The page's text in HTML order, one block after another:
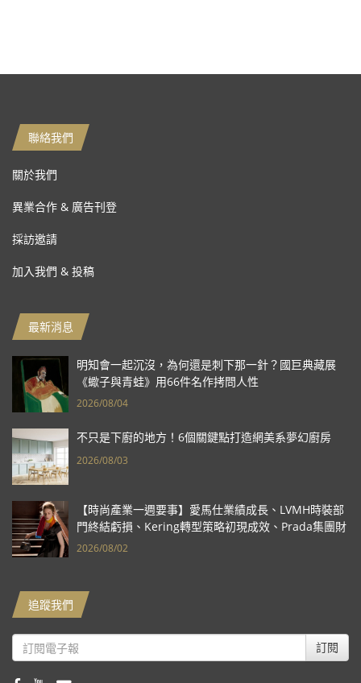
聯絡我們
關於我們
異業合作 & 廣告刊登
採訪邀請
加入我們 & 投稿
最新消息
明知會一起沉沒，為何還是刺下那一針？國巨典藏展
《蠍子與青蛙》用66件名作拷問人性
2026/08/04
不只是下廚的地方！6個關鍵點打造網美系夢幻廚房
2026/08/03
【時尚產業一週要事】愛馬仕業績成長、LVMH時裝部
門終結虧損、Kering轉型策略初現成效、Prada集團財
報亮眼
2026/08/02
追蹤我們
訂閱